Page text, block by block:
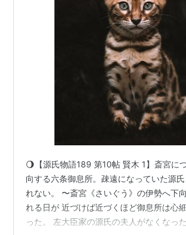
🌖【源氏物語189 第10帖 賢木 1】斎宮に
向する六条御息所。疎遠になっていた源
れない。 〜斎宮《さいぐう》の伊勢へ下
れる日が 近づけば近づくほど御息所は心
った。 左大臣家の源氏の夫人がなくなっ